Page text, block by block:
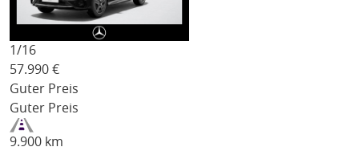
1/16
57.990 €
Guter Preis
Guter Preis
9.900 km